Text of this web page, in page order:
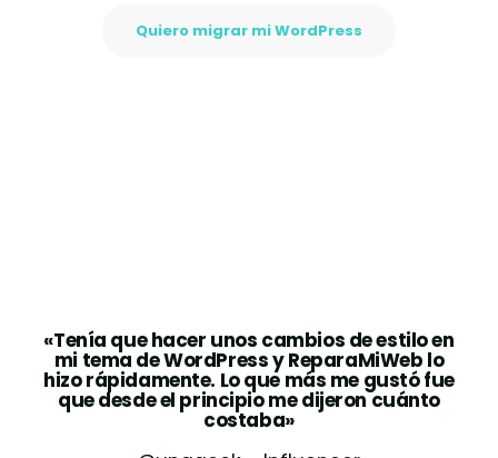
Quiero migrar mi WordPress
«Tenía que hacer unos cambios de estilo en
mi tema de WordPress y ReparaMiWeb lo
hizo rápidamente. Lo que más me gustó fue
que desde el principio me dijeron cuánto
costaba»